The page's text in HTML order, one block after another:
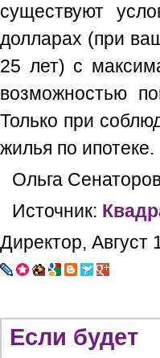
существуют
долларах (при
25 лет) с
возможностью
Только при
жилья по ипотеке.
Ольга
Источник:
Директор, Август
Если будет